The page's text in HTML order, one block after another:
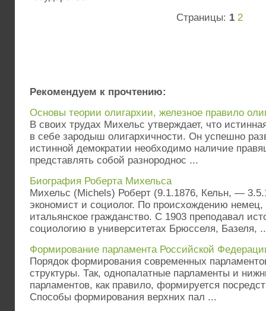
Страницы: 1 2
Рекомендуем к прочтению:
Основы теории олигархии, железное правило
В своих трудах Михельс утверждает, что
в себе зародыш олигархичности. Он успешно
истинной демократии необходимо наличие
представлять собой разнороднос ...
Биография Роберта Михельса
Михельс (Michels) Роберт (9.1.1876, Кельн, —
экономист и социолог. По происхождению немец,
итальянское гражданство. С 1903 преподавал
социологию в университетах Брюсселя, Базеля,
Формирование парламента Российской
Порядок формирования современных
структуры. Так, однопалатные парламенты и
парламентов, как правило, формируется
Способы формирования верхних пал ...